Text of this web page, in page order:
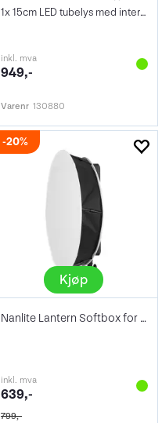
1x 15cm LED tubelys med internt batteri
inkl. mva
949,-
Varenr 130880
20%
Kjøp
Nanlite Lantern Softbox for Compac 100/B
inkl. mva
639,-
799,-